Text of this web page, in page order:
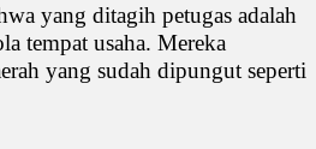
yang ditagih petugas adalah
tempat usaha. Mereka
yang sudah dipungut seperti